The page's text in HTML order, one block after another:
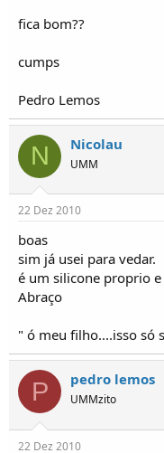
i
s
fica bom??
cumps
Pedro Lemos
N Nicolau
UMM
22 Dez 2010
boas
sim já usei para vedar.
é um silicone proprio
Abraço
" ó meu filho....isso só
P pedro lemos
UMMzito
22 Dez 2010